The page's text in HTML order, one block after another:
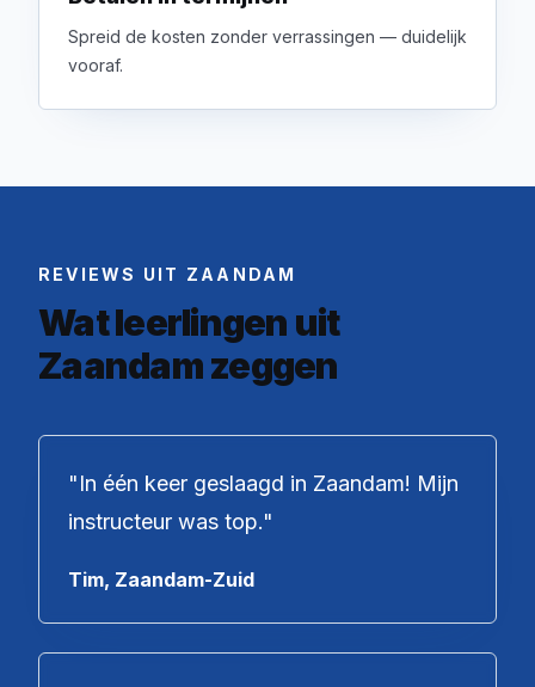
Spreid de kosten zonder verrassingen — duidelijk
vooraf.
REVIEWS UIT ZAANDAM
Wat leerlingen uit
Zaandam zeggen
"In één keer geslaagd in Zaandam! Mijn
instructeur was top."
Tim, Zaandam-Zuid